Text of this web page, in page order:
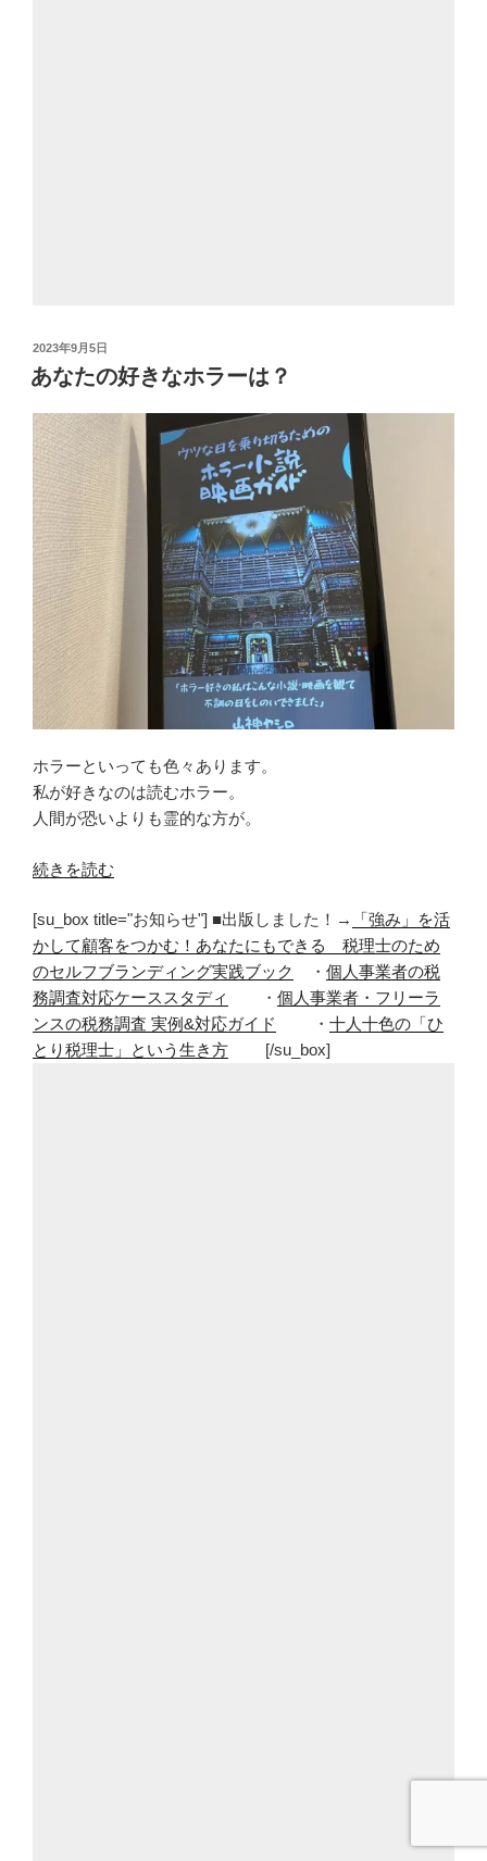
投
稿
日:
2023年9月5日
あなたの好きなホラーは？
ホラーといっても色々あります。
私が好きなのは読むホラー。
人間が恐いよりも霊的な方が。
“あ
た
の
好
き
な
ホ
続きを読む
[su_box title="お知らせ"] ■出版しました！→
「強み」を活
かして顧客をつかむ！あなたにもできる 税理士のため
のセルフブランディング実践ブック
・ 個人事業者の税
務調査対応ケーススタディ
・ 個人事業者・フリーラ
ンスの税務調査 実例&対応ガイド
・ 十人十色の「ひ
とり税理士」という生き方 [/su_box]